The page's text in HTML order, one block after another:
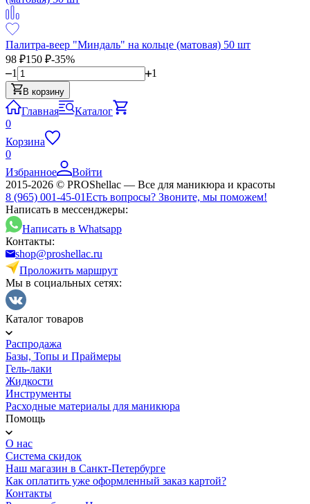
Палитра-веер "Миндаль" на кольце (матовая) 50 шт
98 ₽150 ₽-35%
1
1
В корзину
Главная
Каталог
0
Корзина
0
Избранное
Войти
2015-2026 © PROShellac — Все для маникюра и красоты
8 (965) 001-45-01Есть вопросы? Звоните, мы поможем!
Написать в мессенджеры:
Написать в Whatsapp
Контакты:
shop@proshellac.ru
Проложить маршрут
Мы в социальных сетях:
Каталог товаров
Распродажа
Базы, Топы и Праймеры
Гель-лаки
Жидкости
Инструменты
Расходные материалы для маникюра
Помощь
О нас
Система скидок
Наш магазин в Санкт-Петербурге
Как оплатить уже оформленный заказ картой?
Контакты